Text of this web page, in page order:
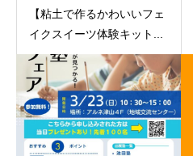
【粘土で作るかわいいフェ
イクスイーツ体験キット...